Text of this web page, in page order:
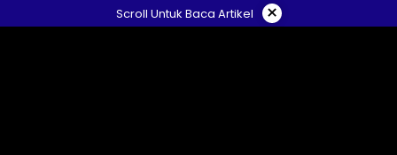
ke
Scroll Untuk Baca Artikel ×